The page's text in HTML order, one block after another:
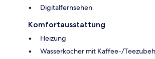
Digitalfernsehen
Komfortausstattung
Heizung
Wasserkocher mit Kaffee-/